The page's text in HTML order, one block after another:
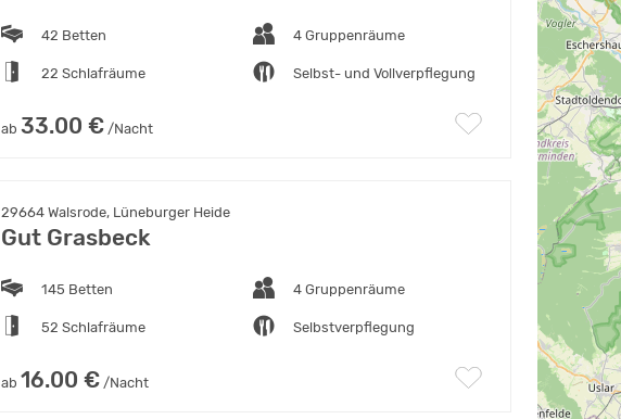
42 Betten 4 Gruppenräume
22 Schlafräume Selbst- und Vollverpflegung
ab 33.00 € /Nacht
29664 Walsrode, Lüneburger Heide
Gut Grasbeck
145 Betten 4 Gruppenräume
52 Schlafräume Selbstverpflegung
ab 16.00 € /Nacht